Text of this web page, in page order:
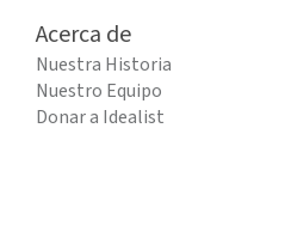
Acerca de
Nuestra Historia
Nuestro Equipo
Donar a Idealist